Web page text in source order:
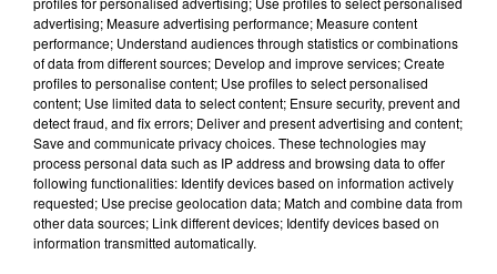
À découvrir également
advertising; Measure advertising performance; Measure content
performance; Understand audiences through statistics or combinations
of data from different sources; Develop and improve services; Create
profiles to personalise content; Use profiles to select personalised
content; Use limited data to select content; Ensure security, prevent and
detect fraud, and fix errors; Deliver and present advertising and content;
Save and communicate privacy choices. These technologies may
process personal data such as IP address and browsing data to offer
following functionalities: Identify devices based on information actively
requested; Use precise geolocation data; Match and combine data from
other data sources; Link different devices; Identify devices based on
information transmitted automatically.